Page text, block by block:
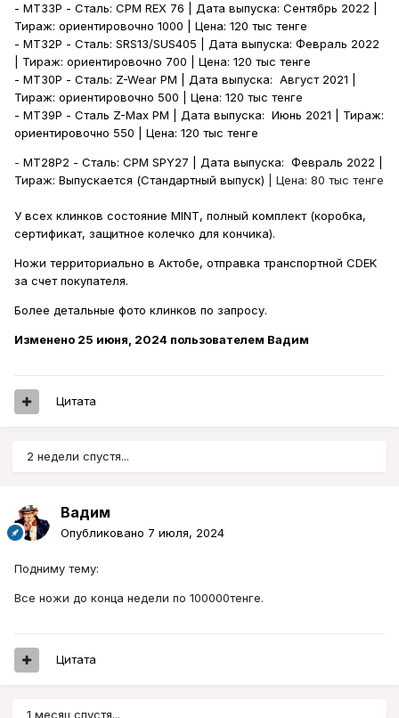
- MT33P - Сталь: CPM REX 76 | Дата выпуска: Сентябрь 2022 |
Тираж: ориентировочно 1000 Цена: 120 тыс тенге
- MT32P - Сталь: SRS13/SUS405 | Дата выпуска: Февраль 2022
Тираж: ориентировочно 700 Цена: 120 тыс тенге
- MT30P - Сталь: Z-Wear PM | Дата выпуска: Август2021 |
Тираж: ориентировочно 500 Цена: 120 тыс тенге
- MT39P - Сталь Z-Max PM | Дата выпуска: Июнь 2021 | Тираж:
ориентировочно 550 Цена: 120 тыс тенге
- MT28P2 - Сталь: CPM SPY27 | Дата выпуска: Февраль 2022 |
Тираж: Выпускается (Стандартный выпуск) | Цена: 80 тыс тенге
У всех клинков состояние MINT, полный комплект (коробка,
сертификат, защитное колечко для кончика).
Ножи территориально в Актобе, отправка транспортной CDEK
за счет покупателя.
Более детальные фото клинков по запросу.
Изменено 25 июня, 2024 пользователем Вадим
Цитата
2 недели спустя...
Вадим
Опубликовано 7 июля, 2024
Подниму тему:
Все ножи до конца недели по 100000тенге.
Цитата
1 месяц спустя...